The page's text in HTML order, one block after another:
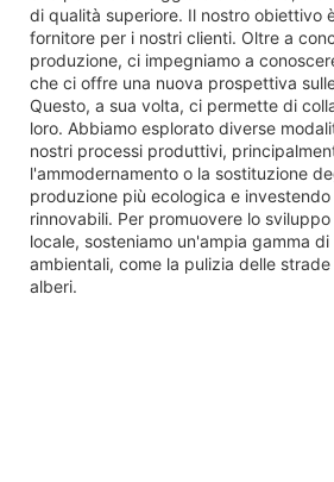
di qualità superiore. Il nostro obiettivo
fornitore per i nostri clienti. Oltre a
produzione, ci impegniamo a
che ci offre una nuova prospettiva
Questo, a sua volta, ci permette di
loro. Abbiamo esplorato diverse
nostri processi produttivi,
l'ammodernamento o la sostituzione
produzione più ecologica e
rinnovabili. Per promuovere lo
locale, sosteniamo un'ampia gamma
ambientali, come la pulizia delle
alberi.